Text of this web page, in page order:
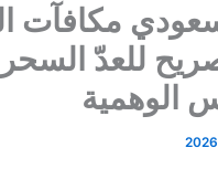
مكافآت
للعدّ
الوهمية